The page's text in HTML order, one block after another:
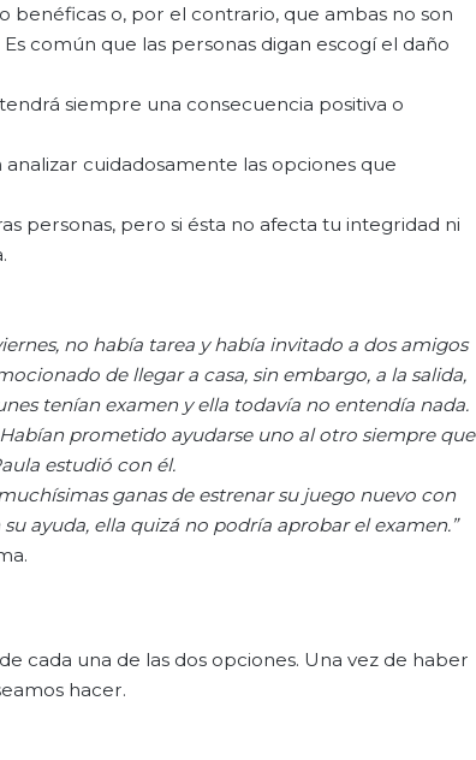
o, por el contrario, que ambas no son
común que las personas digan escogí el daño
siempre una consecuencia positiva o
cuidadosamente las opciones que
personas, pero si ésta no afecta tu integridad ni
no había tarea y había invitado a dos amigos
de llegar a casa, sin embargo, a la salida,
tenían examen y ella todavía no entendía nada.
prometido ayudarse uno al otro siempre que
estudió con él.
ganas de estrenar su juego nuevo con
su ayuda, ella quizá no podría aprobar el examen.”
cada una de las dos opciones. Una vez de haber
hacer.